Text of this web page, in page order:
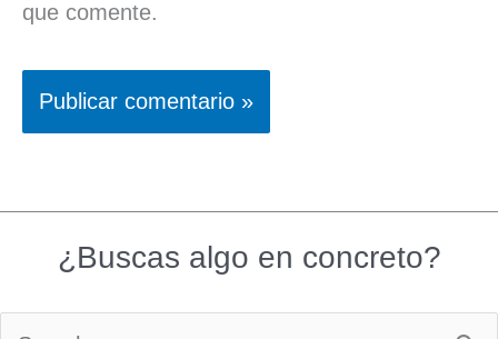
que comente.
¿Buscas algo en concreto?